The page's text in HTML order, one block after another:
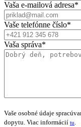
Vaša e-mailová adresa*
Vaše telefónne číslo*
Vaša správa*
Vaše osobné údaje
dopytu. Viac informácií tu.